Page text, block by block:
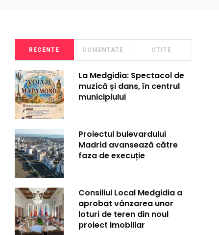
RECENTE COMENTATE CTITE
La Medgidia: Spectacol de
muzică și dans, în centrul
municipiului
Proiectul bulevardului
Madrid avansează către
faza de execuție
Consiliul Local Medgidia a
aprobat vânzarea unor
loturi de teren din noul
proiect imobiliar